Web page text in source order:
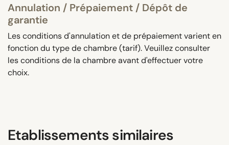
Annulation / Prépaiement / Dépôt de
garantie
Les conditions d'annulation et de prépaiement varient en
fonction du type de chambre (tarif). Veuillez consulter
les conditions de la chambre avant d'effectuer votre
choix.
Etablissements similaires